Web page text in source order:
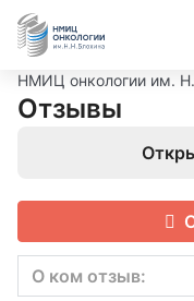
НМИЦ онкологии им.
Отзывы
О ком отзыв: